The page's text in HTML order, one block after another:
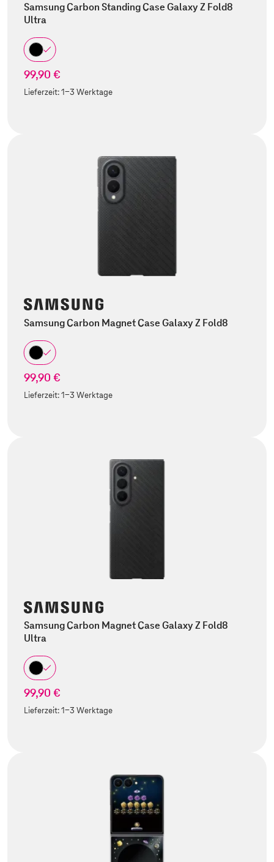
Samsung Carbon Standing Case Galaxy Z Fold8
Ultra
99,90 €
Lieferzeit:1-3 Werktage
Samsung Carbon Magnet Case Galaxy Z Fold8
99,90 €
Lieferzeit:1-3 Werktage
Samsung Carbon Magnet Case Galaxy Z Fold8
Ultra
99,90 €
Lieferzeit:1-3 Werktage